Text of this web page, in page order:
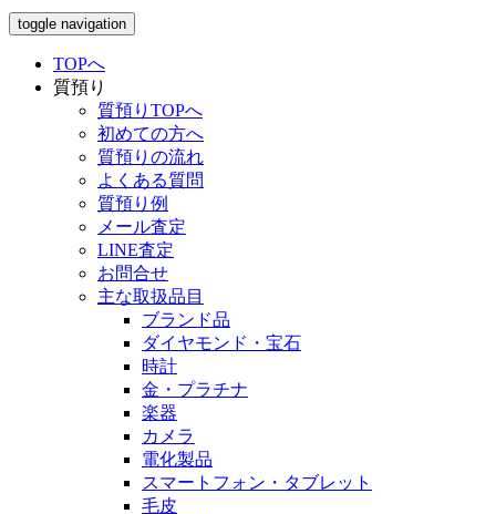
toggle navigation
TOPへ
質預り
質預りTOPへ
初めての方へ
質預りの流れ
よくある質問
質預り例
メール査定
LINE査定
お問合せ
主な取扱品目
ブランド品
ダイヤモンド・宝石
時計
金・プラチナ
楽器
カメラ
電化製品
スマートフォン・タブレット
毛皮